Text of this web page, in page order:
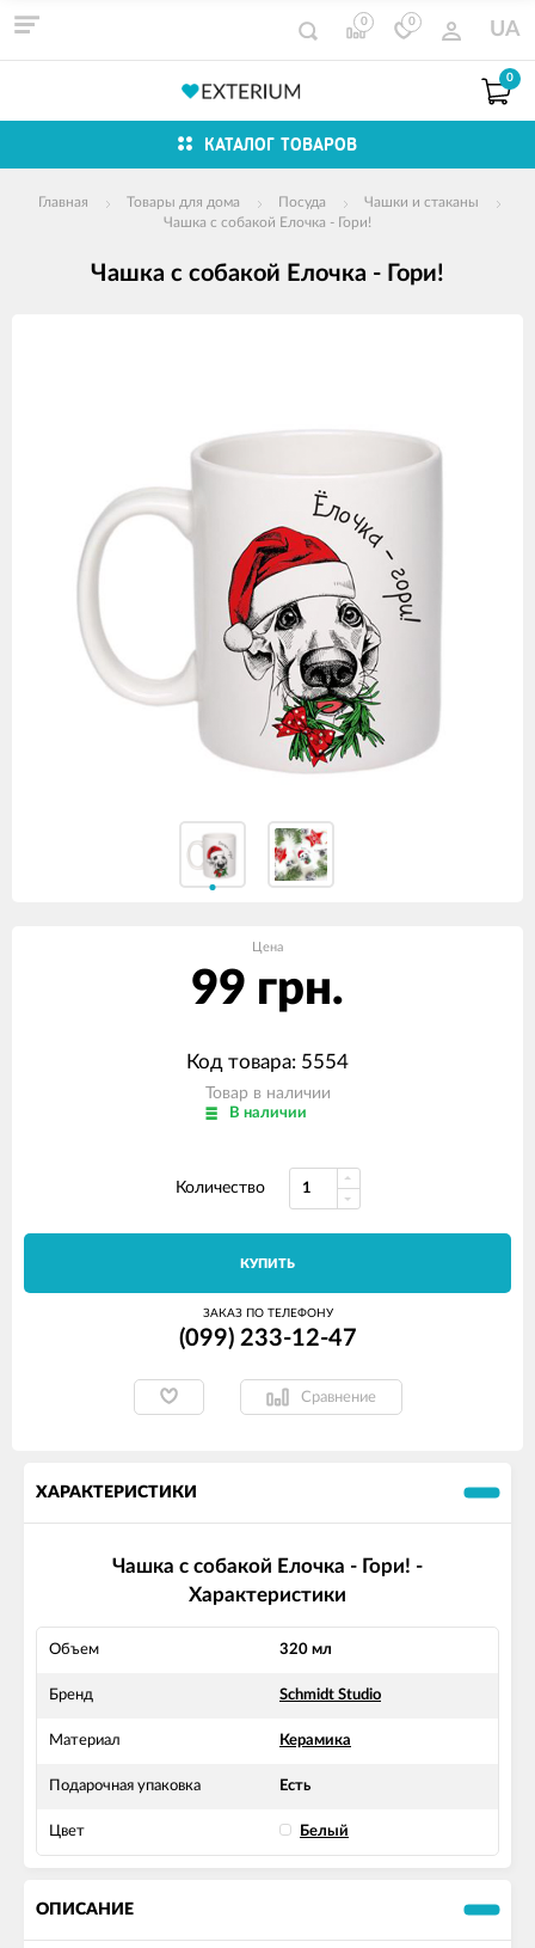
0 0 UA
0
КАТАЛОГ ТОВАРОВ
Главная Товары для дома Посуда
Чашки и стаканы
Чашка с собакой Елочка - Гори!
Чашка с собакой Елочка - Гори!
Цена
99 грн.
Код товара: 5554
Товар в наличии
В наличии
Количество
КУПИТЬ
ЗАКАЗ ПО ТЕЛЕФОНУ
(099) 233-12-47
Сравнение
ХАРАКТЕРИСТИКИ
Чашка с собакой Елочка - Гори! -
Характеристики
Объем 320 мл
Бренд Schmidt Studio
Материал Керамика
Подарочная упаковка Есть
Цвет Белый
ОПИСАНИЕ